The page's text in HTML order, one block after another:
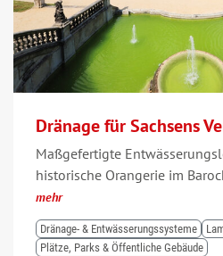
Dränage für Sachsens
Maßgefertigte
historische Orangerie im
mehr
Dränage- & Entwässerungssysteme
Plätze, Parks & Öffentliche Gebäude